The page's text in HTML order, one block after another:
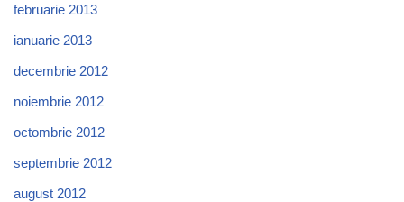
februarie 2013
ianuarie 2013
decembrie 2012
noiembrie 2012
octombrie 2012
septembrie 2012
august 2012